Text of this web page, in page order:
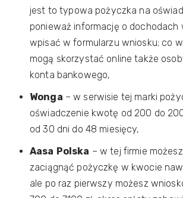
jest to typowa pożyczka na
ponieważ informację o dochodach
wpisać w formularzu wniosku; co
mogą skorzystać online także
konta bankowego,
Wonga – w serwisie tej marki
oświadczenie kwotę od 200 do
od 30 dni do 48 miesięcy,
Aasa Polska – w tej firmie
zaciągnąć pożyczkę w kwocie
ale po raz pierwszy możesz